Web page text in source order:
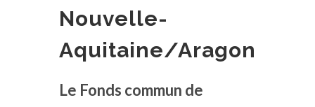
Nouvelle-
Aquitaine/Aragon
Le Fonds commun de